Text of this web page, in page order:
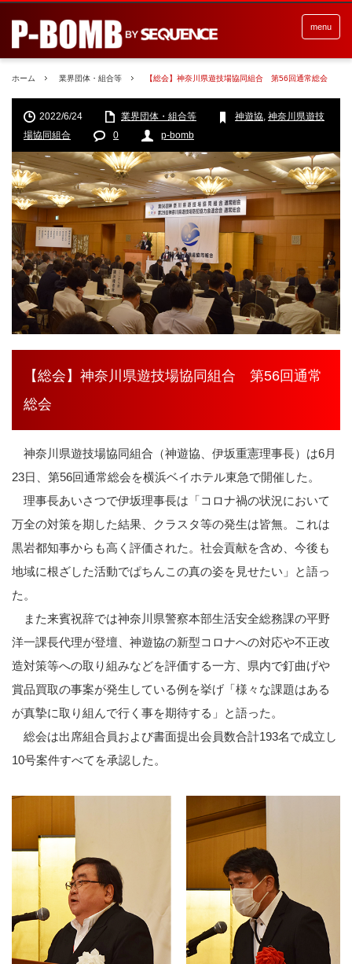
menu
ホーム 業界団体・組合等 【総会】神奈川県遊技場協同組合 第56回通常総会
2022/6/24 業界団体・組合等 神遊協, 神奈川県遊技
場協同組合
0 p-bomb
【総会】神奈川県遊技場協同組合 第56回通常
総会
神奈川県遊技場協同組合（神遊協、伊坂重憲理事長）は6月
23日、第56回通常総会を横浜ベイホテル東急で開催した。
理事長あいさつで伊坂理事長は「コロナ禍の状況において
万全の対策を期した結果、クラスタ等の発生は皆無。これは
黒岩都知事からも高く評価された。社会貢献を含め、今後も
地域に根ざした活動でぱちんこの真の姿を見せたい」と語っ
た。
また来賓祝辞では神奈川県警察本部生活安全総務課の平野
洋一課長代理が登壇、神遊協の新型コロナへの対応や不正改
造対策等への取り組みなどを評価する一方、県内で釘曲げや
賞品買取の事案が発生している例を挙げ「様々な課題はある
が真摯に取り組んで行く事を期待する」と語った。
総会は出席組合員および書面提出会員数合計193名で成立し
10号案件すべてを承認した。